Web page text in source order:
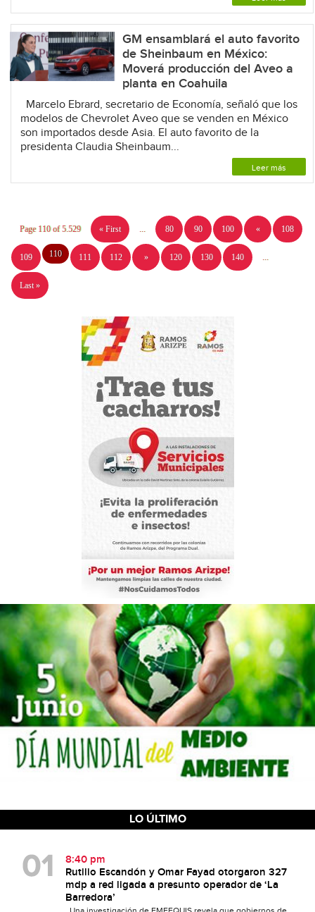
GM ensamblará el auto favorito
de Sheinbaum en México:
Moverá producción del Aveo a
planta en Coahuila
Marcelo Ebrard, secretario de Economía, señaló que los
modelos de Chevrolet Aveo que se venden en México
son importados desde Asia. El auto favorito de la
presidenta Claudia Sheinbaum...
Leer más
Page 110 of 5.529 « First 80 90 100 « 108
109 110 111 112 » 120 130 140
Last »
LO ÚLTIMO
8:40 pm
Rutilio Escandón y Omar Fayad otorgaron 327
mdp a red ligada a presunto operador de ‘La
Barredora’